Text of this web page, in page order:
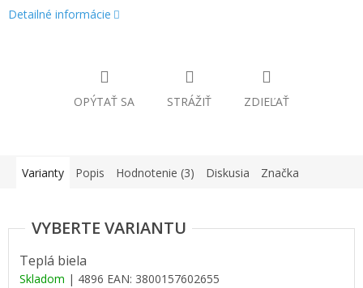
Detailné informácie
OPÝTAŤ SA STRÁŽIŤ ZDIEĽAŤ
Varianty Popis Hodnotenie (3) Diskusia Značka
Teplá biela
Skladom | 4896 EAN: 3800157602655